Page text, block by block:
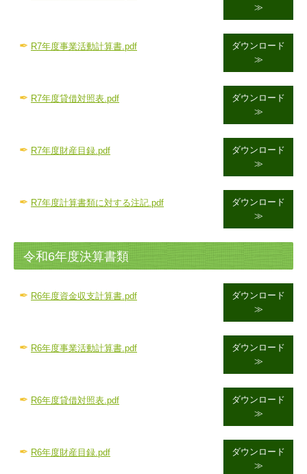
≫
✒ R7年度事業活動計算書.pdf
≫
✒ R7年度貸借対照表.pdf
≫
✒ R7年度財産目録.pdf
≫
✒ R7年度計算書類に対する注記.pdf
≫
令和6年度決算書類
✒ R6年度資金収支計算書.pdf
≫
✒ R6年度事業活動計算書.pdf
≫
✒ R6年度貸借対照表.pdf
≫
✒ R6年度財産目録.pdf
≫